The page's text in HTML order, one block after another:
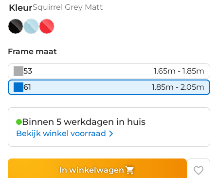
KleurSquirrel Grey Matt
Black
Matt
Grey
Matt
Red
Matt
Frame maat
53
1.65m - 1.85m
61
1.85m - 2.05m
Binnen 5 werkdagen in huis
Bekijk winkel voorraad
In winkelwagen